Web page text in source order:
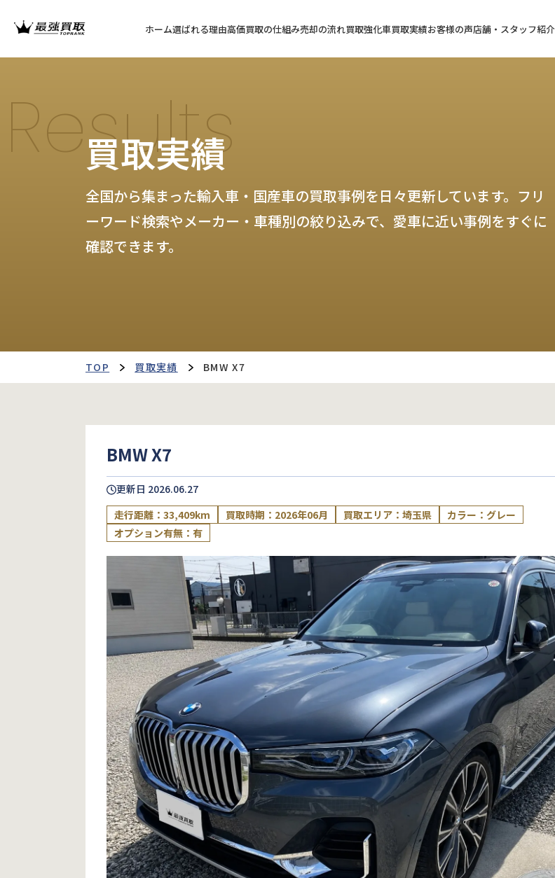
ホーム選ばれる理由高価買取の仕組み売却の流れ買取強化車買取実績お客様の声店舗・スタッフ紹介
Results
買取実績
全国から集まった輸入車・国産車の買取事例を日々更新しています。フリ
ーワード検索やメーカー・車種別の絞り込みで、愛車に近い事例をすぐに
確認できます。
TOP 買取実績 BMW X7
BMW X7
更新日 2026.06.27
走行距離：33,409km
買取時期：2026年06月 買取エリア：埼玉県
カラー：グレー
オプション有無：有